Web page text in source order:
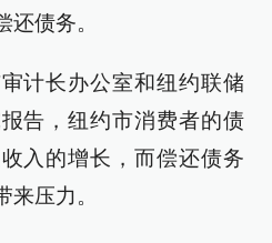
债务。
计长办公室和纽约联储
告，纽约市消费者的债
入的增长，而偿还债务
压力。